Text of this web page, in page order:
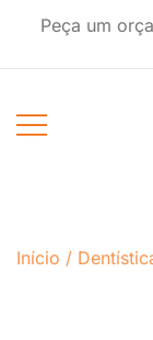
Peça um
Início /